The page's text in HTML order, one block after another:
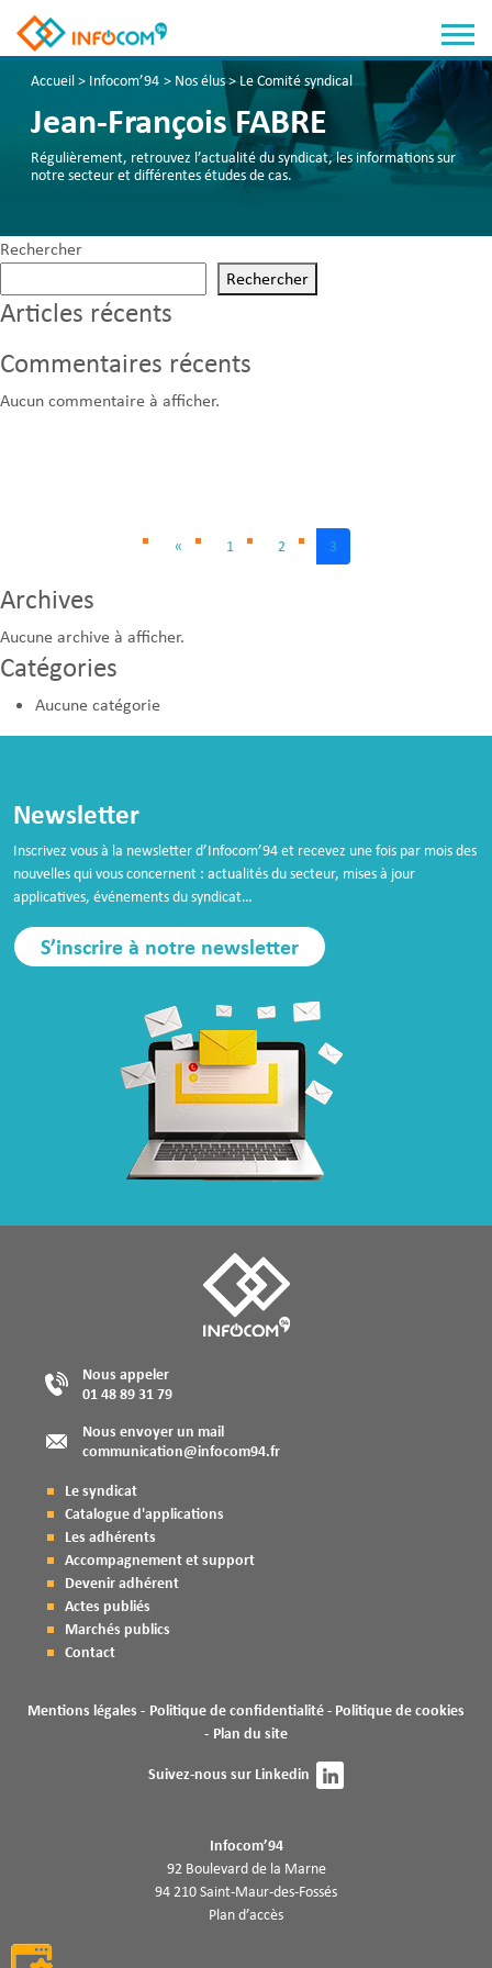
Accueil> Infocom’94 > Nos élus> Le Comité syndical
Jean-François FABRE
Régulièrement, retrouvez l’actualité du syndicat, les informations sur
notre secteur et différentes études de cas.
Rechercher
Rechercher
Articles récents
Commentaires récents
Aucun commentaire à afficher.
« 1 2 3
Archives
Aucune archive à afficher.
Catégories
Aucune catégorie
Newsletter
Inscrivez vous à la newsletter d’Infocom’94 et recevez une fois par mois des
nouvelles qui vous concernent : actualités du secteur, mises à jour
applicatives, événements du syndicat…
S’inscrire à notre newsletter
Nous appeler
01 48 89 31 79
Nous envoyer un mail
communication@infocom94.fr
Le syndicat
Catalogue d'applications
Les adhérents
Accompagnement et support
Devenir adhérent
Actes publiés
Marchés publics
Contact
Mentions légales Politique de confidentialité
Politique de cookies
Plan du site
Suivez-nous sur Linkedin
Infocom’94
92 Boulevard de la Marne
94 210 Saint-Maur-des-Fossés
Plan d’accès
Panneau de gestion des cookies